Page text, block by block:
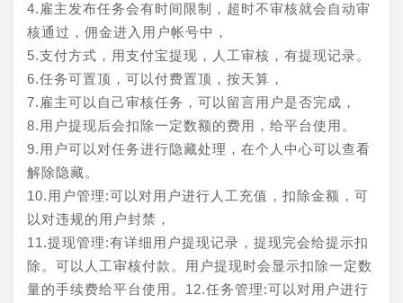
4.雇主发布任务会有时间限制，超时不审核就会自动审
核通过，佣金进入用户帐号中，
5.支付方式，用支付宝提现，人工审核，有提现记录。
6.任务可置顶，可以付费置顶，按天算，
7.雇主可以自己审核任务，可以留言用户是否完成，
8.用户提现后会扣除一定数额的费用，给平台使用。
9.用户可以对任务进行隐藏处理，在个人中心可以查看
解除隐藏。
10.用户管理:可以对用户进行人工充值，扣除金额，可
以对违规的用户封禁，
11.提现管理:有详细用户提现记录，提现完会给提示扣
除。可以人工审核付款。用户提现时会显示扣除一定数
量的手续费给平台使用。12.任务管理:可以对用户进行